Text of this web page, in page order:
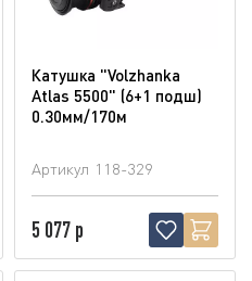
Катушка "Volzhanka
Atlas 5500" (6+1 подш)
0.30мм/170м
Артикул 118-329
5 077 р